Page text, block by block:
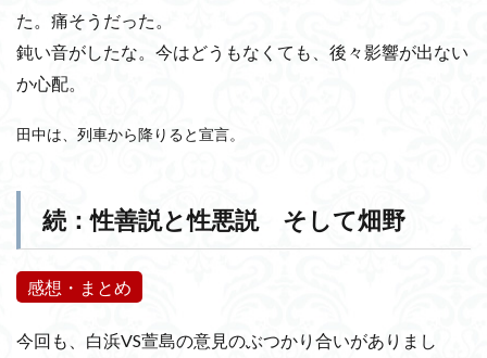
た。痛そうだった。
鈍い音がしたな。今はどうもなくても、後々影響が出ない
か心配。
田中は、列車から降りると宣言。
続：性善説と性悪説 そして畑野
感想・まとめ
今回も、白浜VS萱島の意見のぶつかり合いがありまし